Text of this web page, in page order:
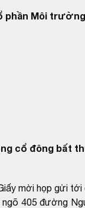
phần Môi
cổ đông bất
mời họp gửi tới
405 đường